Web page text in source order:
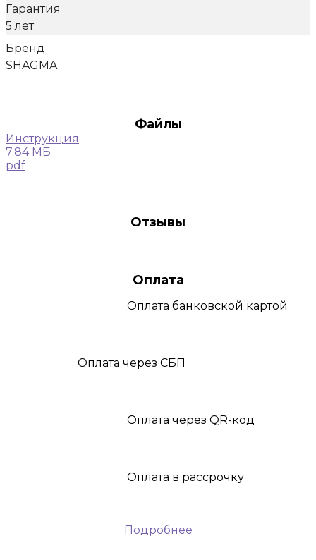
Гарантия
5 лет
Бренд
SHAGMA
Файлы
Инструкция
7.84 МБ
pdf
Отзывы
Оплата
Оплата банковской картой
Оплата через СБП
Оплата через QR-код
Оплата в рассрочку
Подробнее